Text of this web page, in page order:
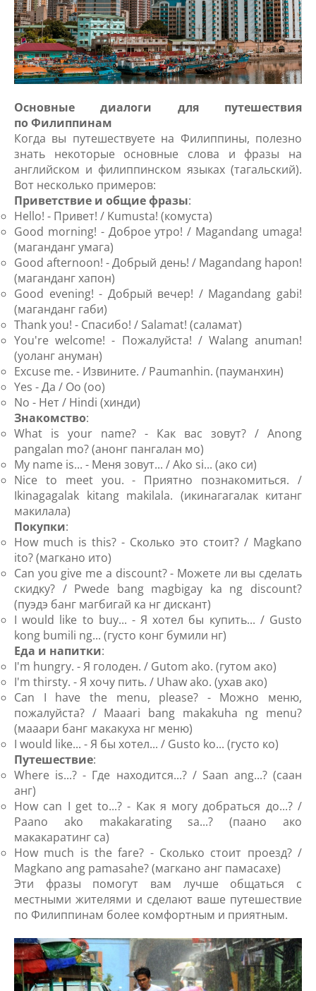
Основные диалоги для путешествия
по Филиппинам
Когда вы путешествуете на Филиппины, полезно
знать некоторые основные слова и фразы на
английском и филиппинском языках (тагальский).
Вот несколько примеров:
Приветствие и общие фразы:
Hello! - Привет! / Kumusta! (комуста)
Good morning! - Доброе утро! / Magandang umaga!
(маганданг умага)
Good afternoon! - Добрый день! / Magandang hapon!
(маганданг хапон)
Good evening! - Добрый вечер! / Magandang gabi!
(маганданг габи)
Thank you! - Спасибо! / Salamat! (саламат)
You're welcome! - Пожалуйста! / Walang anuman!
(уоланг ануман)
Excuse me. - Извините. / Paumanhin. (пауманхин)
Yes - Да / Oo (оо)
No - Нет / Hindi (хинди)
Знакомство:
What is your name? - Как вас зовут? / Anong
pangalan mo? (анонг пангалан мо)
My name is... - Меня зовут... / Ako si... (ако си)
Nice to meet you. - Приятно познакомиться. /
Ikinagagalak kitang makilala. (икинагагалак китанг
макилала)
Покупки:
How much is this? - Сколько это стоит? / Magkano
ito? (магкано ито)
Can you give me a discount? - Можете ли вы сделать
скидку? / Pwede bang magbigay ka ng discount?
(пуэдэ банг магбигай ка нг дискант)
I would like to buy... - Я хотел бы купить... / Gusto
kong bumili ng... (густо конг бумили нг)
Еда и напитки:
I'm hungry. - Я голоден. / Gutom ako. (гутом ако)
I'm thirsty. - Я хочу пить. / Uhaw ako. (ухав ако)
Can I have the menu, please? - Можно меню,
пожалуйста? / Maaari bang makakuha ng menu?
(мааари банг макакуха нг меню)
I would like... - Я бы хотел... / Gusto ko... (густо ко)
Путешествие:
Where is...? - Где находится...? / Saan ang...? (саан
анг)
How can I get to...? - Как я могу добраться до...? /
Paano ako makakarating sa...? (паано ако
макакаратинг са)
How much is the fare? - Сколько стоит проезд? /
Magkano ang pamasahe? (магкано анг памасахе)
Эти фразы помогут вам лучше общаться с
местными жителями и сделают ваше путешествие
по Филиппинам более комфортным и приятным.